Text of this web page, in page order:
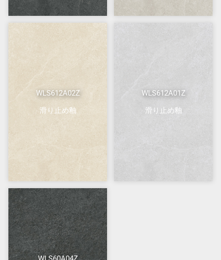
WLS612A02Z
滑り止め釉
WLS612A01Z
滑り止め釉